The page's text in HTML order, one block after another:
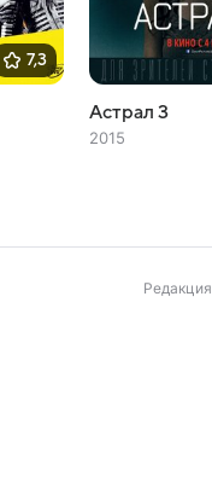
7,3
Астрал 3
2015
Редакция